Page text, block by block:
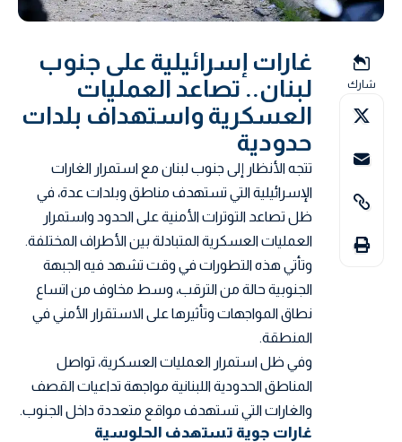
شارك
غارات إسرائيلية على جنوب
لبنان.. تصاعد العمليات
العسكرية واستهداف بلدات
حدودية
تتجه الأنظار إلى جنوب لبنان مع استمرار الغارات
الإسرائيلية التي تستهدف مناطق وبلدات عدة، في
ظل تصاعد التوترات الأمنية على الحدود واستمرار
العمليات العسكرية المتبادلة بين الأطراف المختلفة.
وتأتي هذه التطورات في وقت تشهد فيه الجبهة
الجنوبية حالة من الترقب، وسط مخاوف من اتساع
نطاق المواجهات وتأثيرها على الاستقرار الأمني في
المنطقة.
وفي ظل استمرار العمليات العسكرية، تواصل
المناطق الحدودية اللبنانية مواجهة تداعيات القصف
والغارات التي تستهدف مواقع متعددة داخل الجنوب.
غارات جوية تستهدف الحلوسية